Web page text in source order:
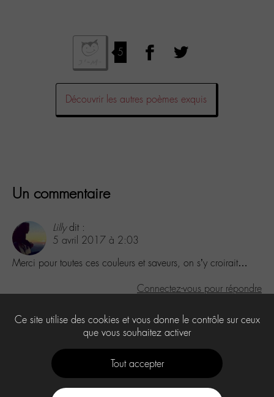
5
Découvrir les autres poèmes exquis
Un commentaire
Lilly dit :
5 avril 2017 à 2:03
Merci pour toutes ces couleurs et saveurs, on s’y croirait…
Connectez-vous pour répondre
Laisser un commentaire
Ce site utilise des cookies et vous donne le contrôle sur ceux
que vous souhaitez activer
Tout accepter